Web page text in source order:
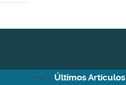
Últimos Artículos